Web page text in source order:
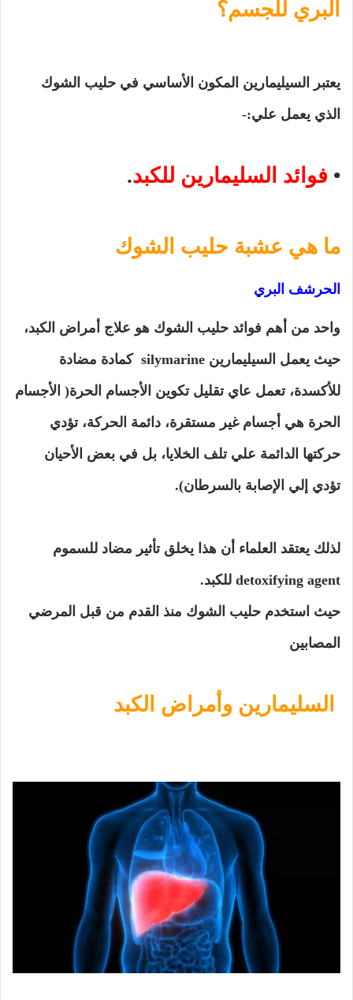
البري للجسم؟
يعتبر السيليمارين المكون الأساسي في حليب الشوك
الذي يعمل علي:-
• فوائد السليمارين للكبد.
ما هي عشبة حليب الشوك
الحرشف البري
واحد من أهم فوائد حليب الشوك هو علاج أمراض الكبد،
حيث يعمل السيليمارين silymarine كمادة مضادة
للأكسدة، تعمل عاي تقليل تكوين الأجسام الحرة( الأجسام
الحرة هي أجسام غير مستقرة، دائمة الحركة، تؤدي
حركتها الدائمة علي تلف الخلايا، بل في بعض الأحيان
تؤدي إلي الإصابة بالسرطان).
لذلك يعتقد العلماء أن هذا يخلق تأثير مضاد للسموم
detoxifying agent للكبد.
حيث استخدم حليب الشوك منذ القدم من قبل المرضي
المصابين
السليمارين وأمراض الكبد